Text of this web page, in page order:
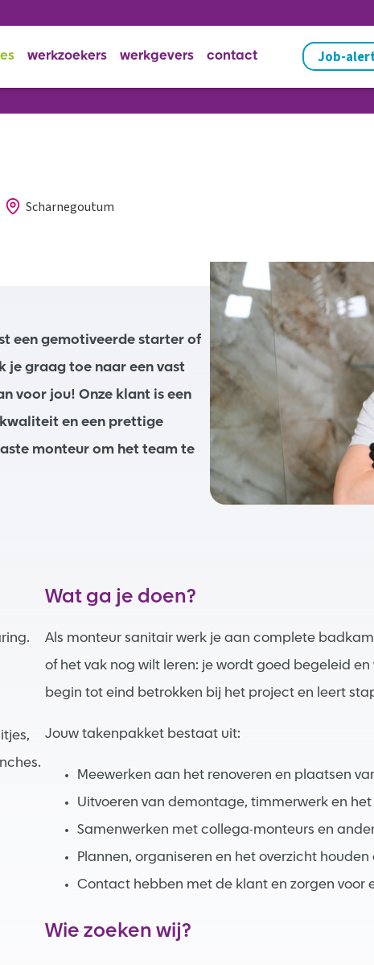
werkzoekers werkgevers contact Job-
Scharnegoutum
een gemotiveerde starter of
je graag toe naar een vast
voor jou! Onze klant is een
en een prettige
monteur om het team te
Wat ga je doen?
Als monteur sanitair werk je aan complete
of het vak nog wilt leren: je wordt goed begeleid
begin tot eind betrokken bij het project en leert
Jouw takenpakket bestaat uit:
Meewerken aan het renoveren en plaatsen
Uitvoeren van demontage, timmerwerk en
Samenwerken met collega-monteurs en
Plannen, organiseren en het overzicht
Contact hebben met de klant en zorgen voor
Wie zoeken wij?